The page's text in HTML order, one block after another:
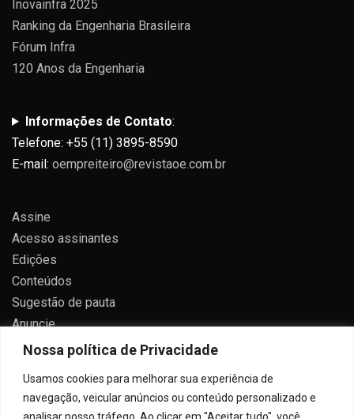
Nossa política de Privacidade
Usamos cookies para melhorar sua experiência de
navegação, veicular anúncios ou conteúdo personalizado e
analisar nosso tráfego. Ao clicar em "Aceitar tudo", você
Inovainfra 2025
Ranking da Engenharia Brasileira
Fórum Infra
120 Anos da Engenharia
Informações de Contato:
Telefone: +55 (11) 3895-8590
E-mail: oempreiteiro@revistaoe.com.br
Assine
Acesso assinantes
Edições
Conteúdos
Sugestão de pauta
Anuncie
Contato